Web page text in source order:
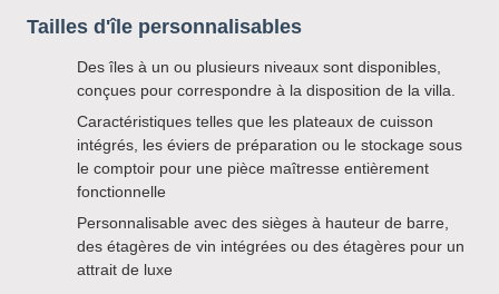
Tailles d'île personnalisables
Des îles à un ou plusieurs niveaux sont disponibles,
conçues pour correspondre à la disposition de la villa.
Caractéristiques telles que les plateaux de cuisson
intégrés, les éviers de préparation ou le stockage sous
le comptoir pour une pièce maîtresse entièrement
fonctionnelle
Personnalisable avec des sièges à hauteur de barre,
des étagères de vin intégrées ou des étagères pour un
attrait de luxe